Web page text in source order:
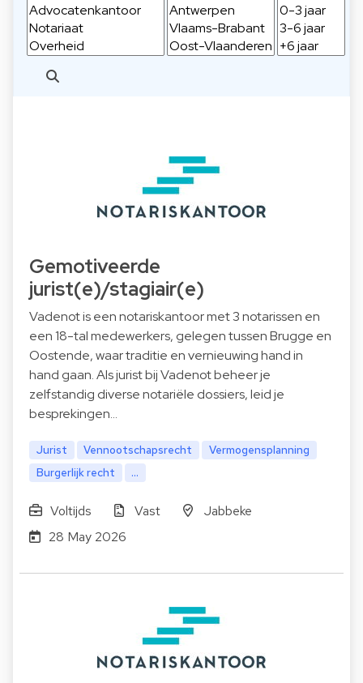
Gemotiveerde
jurist(e)/stagiair(e)
Vadenot is een notariskantoor met 3 notarissen en
een 18-tal medewerkers, gelegen tussen Brugge en
Oostende, waar traditie en vernieuwing hand in
hand gaan. Als jurist bij Vadenot beheer je
zelfstandig diverse notariële dossiers, leid je
besprekingen…
Jurist Vennootschapsrecht
Vermogensplanning
Burgerlijk recht
...
Voltijds Vast
Jabbeke
28 May 2026